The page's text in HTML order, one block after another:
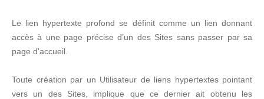
Le lien hypertexte profond se définit comme un lien donnant
accès à une page précise d’un des Sites sans passer par sa
page d'accueil.
Toute création par un Utilisateur de liens hypertextes pointant
vers un des Sites, implique que ce dernier ait obtenu les